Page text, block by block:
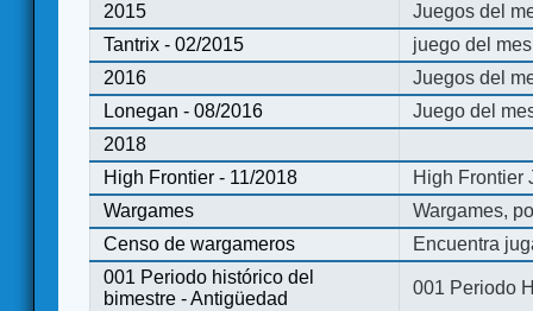
2015
Juegos del
Tantrix - 02/2015
juego del
2016
Juegos del
Lonegan - 08/2016
Juego del
2018
High Frontier - 11/2018
High Frontier
Wargames
Wargames,
Censo de wargameros
Encuentra
001 Periodo histórico del
bimestre - Antigüedad
001 Periodo